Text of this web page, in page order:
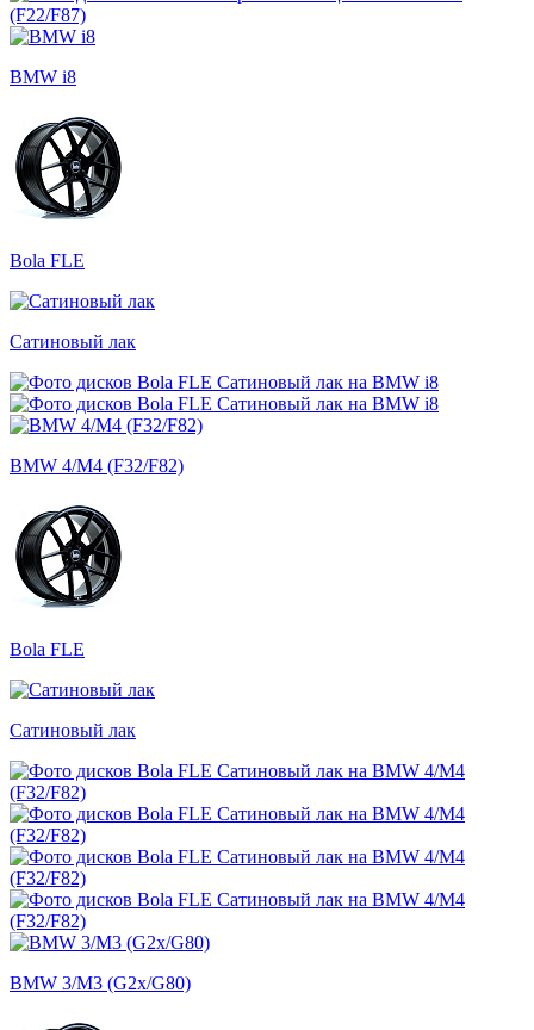
BMW i8
Bola FLE
Сатиновый лак
BMW 4/M4 (F32/F82)
Bola FLE
Сатиновый лак
BMW 3/M3 (G2x/G80)